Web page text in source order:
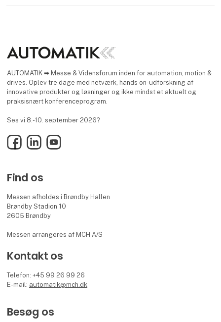
AUTOMATIK ➡ Messe & Vidensforum inden for automation, motion &
drives. Oplev tre dage med netværk, hands on-udforskning af
innovative produkter og løsninger og ikke mindst et aktuelt og
praksisnært konferenceprogram.
Ses vi 8.-10. september 2026?
FacebookLinkedInYouTube
Find os
Messen afholdes i Brøndby Hallen
Brøndby Stadion 10
2605 Brøndby
Messen arrangeres af MCH A/S
Kontakt os
Telefon: +45 99 26 99 26
E-mail: automatik@mch.dk
Besøg os